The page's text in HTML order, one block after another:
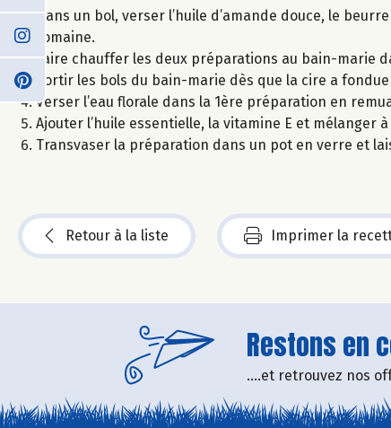
Dans un bol, verser l’huile d’amande douce, le
romaine.
Faire chauffer les deux préparations au bain-marie
Sortir les bols du bain-marie dès que la cire a
Verser l’eau florale dans la 1ère préparation en
Ajouter l’huile essentielle, la vitamine E et mélanger à
Transvaser la préparation dans un pot en verre et
Retour à la liste Imprimer la
Restons en
....et retrouvez nos